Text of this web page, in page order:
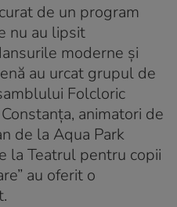
de un program
nu au lipsit
moderne și
au urcat grupul de
Folcloric
animatori de
de la Aqua Park
la Teatrul pentru copii
au oferit o